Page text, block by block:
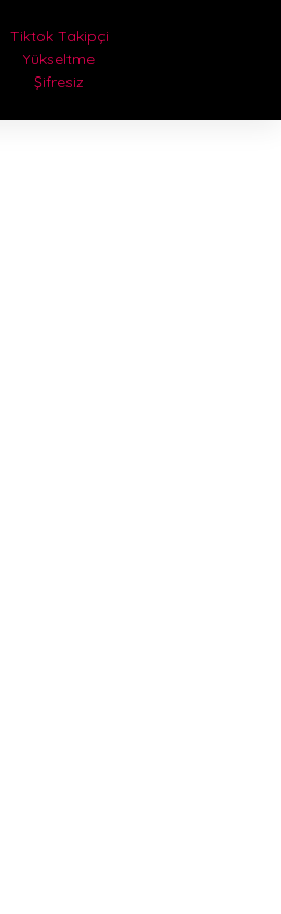
Tiktok Takipçi
Yükseltme
Şifresiz